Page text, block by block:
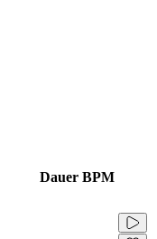
Dauer BPM